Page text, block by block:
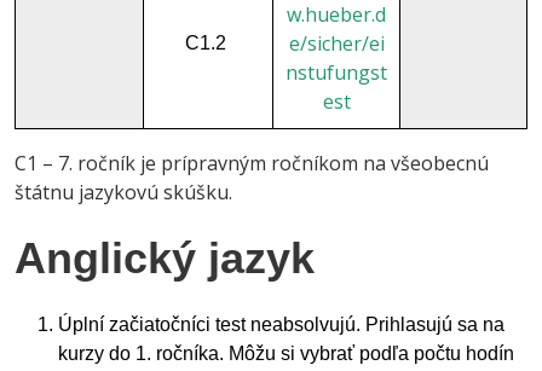
C1.2
w.hueber.d
e/sicher/ei
nstufungst
est
C1 – 7. ročník je prípravným ročníkom na všeobecnú
štátnu jazykovú skúšku.
Anglický jazyk
Úplní začiatočníci test neabsolvujú. Prihlasujú sa na
kurzy do 1. ročníka. Môžu si vybrať podľa počtu hodín